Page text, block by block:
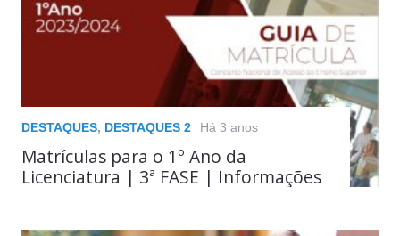
DESTAQUES, DESTAQUES 2 Há 3 anos
Matrículas para o 1º Ano da
Licenciatura | 3ª FASE | Informações